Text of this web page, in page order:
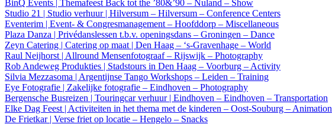
BinQ Events | Themafeest Back tot the ’80&’90 – Nuland – Show
Studio 21 | Studio verhuur | Hilversum – Hilversum – Conference Centers
Eventerim | Event- & Congresmanagement – Hoofddorp – Miscellaneous
Plaza Danza | Privédanslessen t.b.v. openingsdans – Groningen – Dance
Zeyn Catering | Catering op maat | Den Haag – ‘s-Gravenhage – World
Raul Neijhorst | Allround Mensenfotograaf – Rijswijk – Photography
Rob Andeweg Produkties | Stadstours in Den Haag – Voorburg – Activity
Silvia Mezzasoma | Argentijnse Tango Workshops – Leiden – Training
Eye Fotografie | Zakelijke fotografie – Eindhoven – Photography
Bergensche Busreizen | Touringcar verhuur | Eindhoven – Eindhoven – Transportation
Elke Dag Feest | Activiteiten in het thema met de kinderen – Oost-Souburg – Animation
De Frietkar | Verse friet op locatie – Hengelo – Snacks